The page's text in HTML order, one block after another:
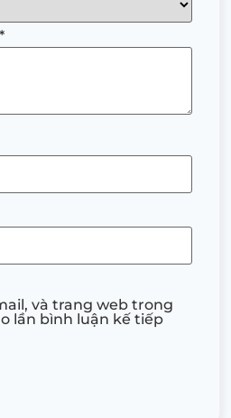
*
và trang web trong
lần bình luận kế tiếp